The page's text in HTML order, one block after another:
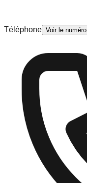
Téléphone Voir le numéro